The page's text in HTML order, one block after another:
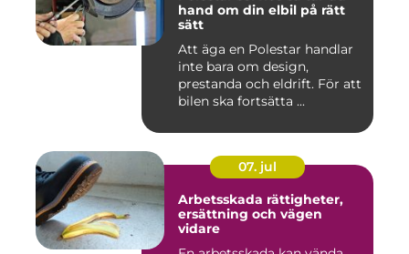
hand om din elbil på rätt
sätt
Att äga en Polestar handlar
inte bara om design,
prestanda och eldrift. För att
bilen ska fortsätta ...
07. jul
Arbetsskada rättigheter,
ersättning och vägen
vidare